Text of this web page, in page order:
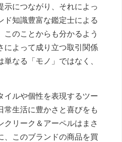
につながり、それによっ
ド知識豊富な鑑定士による
のことからも分かるよう
によって成り立つ取引関係
なる「モノ」ではなく、
イルや個性を表現するツー
常生活に豊かさと喜びをも
リーク＆アーペルはまさ
、このブランドの商品を買